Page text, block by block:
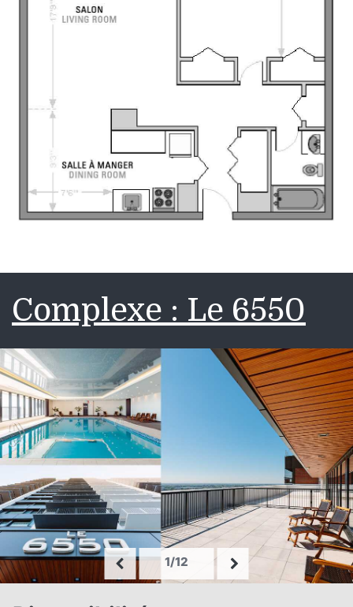
Complexe : Le 6550
1/12